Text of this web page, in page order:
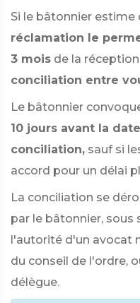
Si le bâtonnier estime
réclamation le
3 mois de la
conciliation entre
Le bâtonnier
10 jours avant la
conciliation, sauf si
accord pour un délai
La conciliation se
par le bâtonnier, sous
l'autorité d'un avocat
du conseil de l'ordre,
délègue.